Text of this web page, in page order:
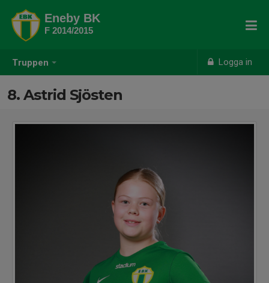
Truppen Logga in
Eneby BK
F 2014/2015
8. Astrid Sjösten